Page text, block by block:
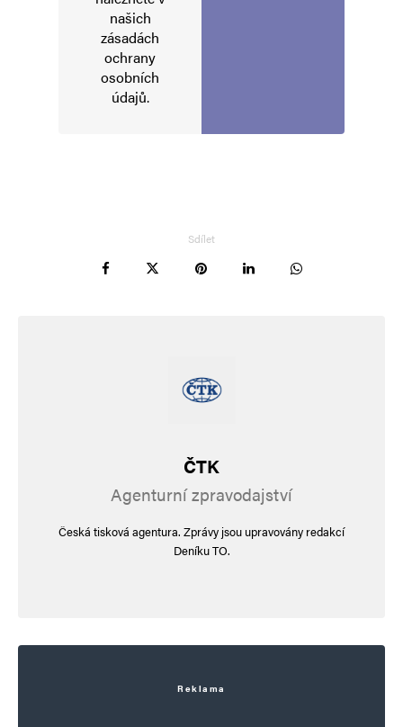
našich
zásadách
ochrany
osobních
údajů.
Sdílet
ČTK
Agenturní zpravodajství
Česká tisková agentura. Zprávy jsou upravovány redakcí
Deníku TO.
Reklama